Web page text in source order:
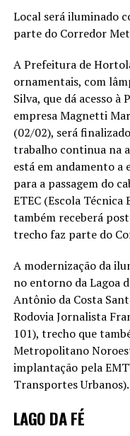
Local será iluminado
parte do Corredor
A Prefeitura de
ornamentais, com
Silva, que dá acesso à
empresa Magnetti
(02/02), será
trabalho continua na
está em andamento a
para a passagem do
ETEC (Escola
também receberá
trecho faz parte do
A modernização da
no entorno da Lagoa
Antônio da Costa
Rodovia Jornalista
101), trecho que
Metropolitano
implantação pela
Transportes Urbanos).
LAGO DA FÉ